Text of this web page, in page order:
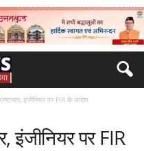
इंजीनियर पर FIR के आदेश
इंजीनियर पर FIR